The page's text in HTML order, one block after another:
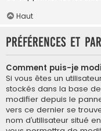
Haut
Préférences et
Comment puis-je
Si vous êtes un
stockés dans la base
modifier depuis le
vers ce dernier se
nom d’utilisateur situé